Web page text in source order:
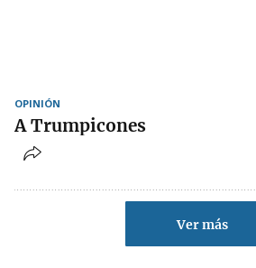
OPINIÓN
A Trumpicones
Ver más